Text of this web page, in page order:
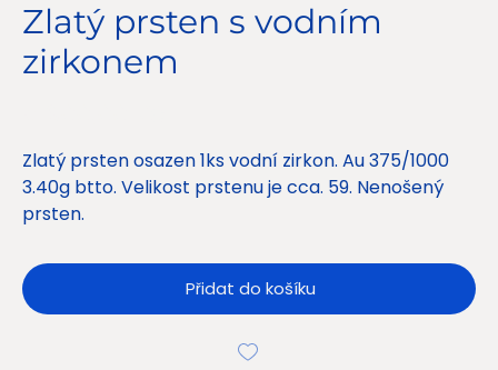
Zlatý prsten s vodním
zirkonem
Zlatý prsten osazen 1ks vodní zirkon. Au 375/1000
3.40g btto. Velikost prstenu je cca. 59. Nenošený
prsten.
Přidat do košíku